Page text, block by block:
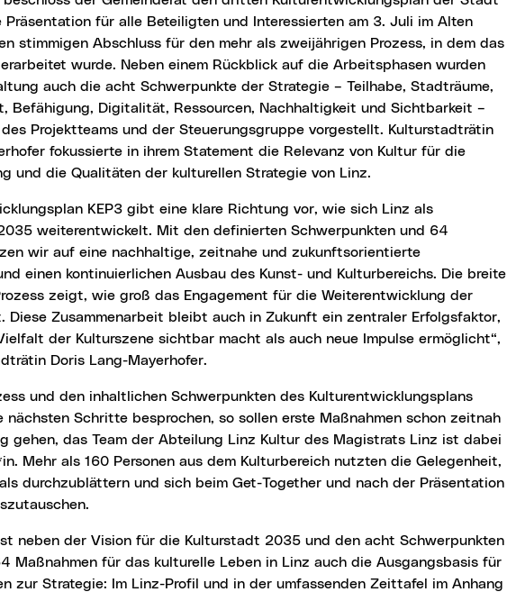
Präsentation für alle Beteiligten und Interessierten am 3. Juli im Alten
stimmigen Abschluss für den mehr als zweijährigen Prozess, in dem das
wurde. Neben einem Rückblick auf die Arbeitsphasen wurden
auch die acht Schwerpunkte der Strategie – Teilhabe, Stadträume,
Befähigung, Digitalität, Ressourcen, Nachhaltigkeit und Sichtbarkeit –
Projektteams und der Steuerungsgruppe vorgestellt. Kulturstadträtin
fokussierte in ihrem Statement die Relevanz von Kultur für die
und die Qualitäten der kulturellen Strategie von Linz.
weiterentwickelt. Mit den definierten Schwerpunkten und 64
wir auf eine nachhaltige, zeitnahe und zukunftsorientierte
einen kontinuierlichen Ausbau des Kunst- und Kulturbereichs. Die breite
zeigt, wie groß das Engagement für die Weiterentwicklung der
Diese Zusammenarbeit bleibt auch in Zukunft ein zentraler Erfolgsfaktor,
der Kulturszene sichtbar macht als auch neue Impulse ermöglicht“,
Doris Lang-Mayerhofer.
nächsten Schritte besprochen, so sollen erste Maßnahmen schon zeitnah
gehen, das Team der Abteilung Linz Kultur des Magistrats Linz ist dabei
Mehr als 160 Personen aus dem Kulturbereich nutzten die Gelegenheit,
durchzublättern und sich beim Get-Together und nach der Präsentation
Maßnahmen für das kulturelle Leben in Linz auch die Ausgangsbasis für
zur Strategie: Im Linz-Profil und in der umfassenden Zeittafel im Anhang